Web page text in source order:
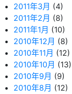
2011年3月 (4)
2011年2月 (8)
2011年1月 (10)
2010年12月 (8)
2010年11月 (12)
2010年10月 (13)
2010年9月 (9)
2010年8月 (12)